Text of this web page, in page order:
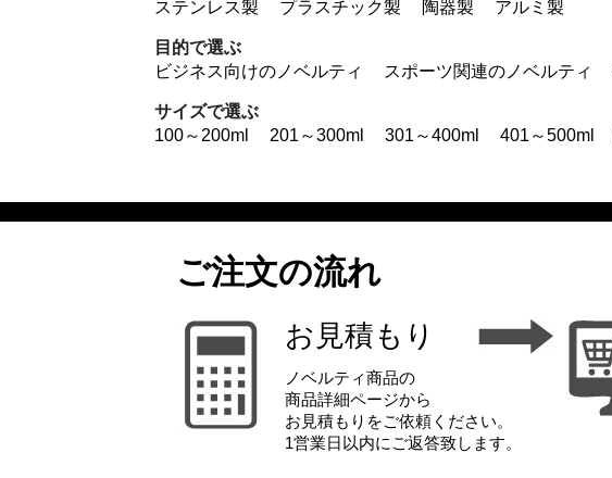
ステンレス製
プラスチック製 陶器製 アルミ製
目的で選ぶ
ビジネス向けのノベルティ
スポーツ関連のノベルティ
サイズで選ぶ
100～200ml
201～300ml 301～400ml 401～500ml
ご注文の流れ
お見積もり
ノベルティ商品の
商品詳細ページから
お見積もりをご依頼ください。
1営業日以内にご返答致します。